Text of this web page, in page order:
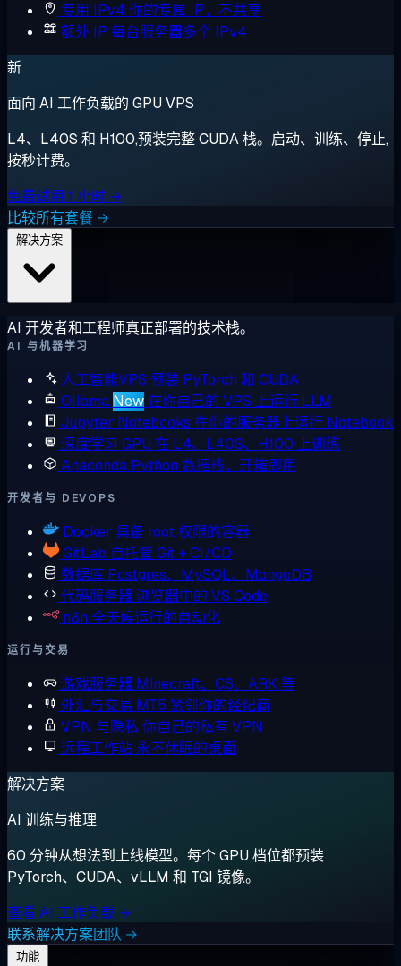
专用 IPv4 你的专属 IP，不共享
额外 IP 每台服务器多个 IPv4
新
面向 AI 工作负载的 GPU VPS
L4、L40S 和 H100,预装完整 CUDA 栈。启动、训练、停止,
按秒计费。
免费试用 1 小时 →
比较所有套餐 →
AI 开发者和工程师真正部署的技术栈。
AI 与机器学习
人工智能VPS 预装 PyTorch 和 CUDA
Ollama New在你自己的 VPS 上运行 LLM
Jupyter Notebooks 在你的服务器上运行 Notebook
深度学习 GPU 在 L4、L40S、H100 上训练
Anaconda Python 数据栈，开箱即用
开发者与 DEVOPS
Docker 具备 root 权限的容器
GitLab 自托管 Git + CI/CD
数据库 Postgres、MySQL、MongoDB
代码服务器 浏览器中的 VS Code
n8n 全天候运行的自动化
运行与交易
游戏服务器 Minecraft、CS、ARK 等
外汇与交易 MT5 紧邻你的经纪商
VPN 与隐私 你自己的私有 VPN
远程工作站 永不休眠的桌面
解决方案
AI 训练与推理
60 分钟从想法到上线模型。每个 GPU 档位都预装
PyTorch、CUDA、vLLM 和 TGI 镜像。
查看 AI 工作负载 →
联系解决方案团队 →